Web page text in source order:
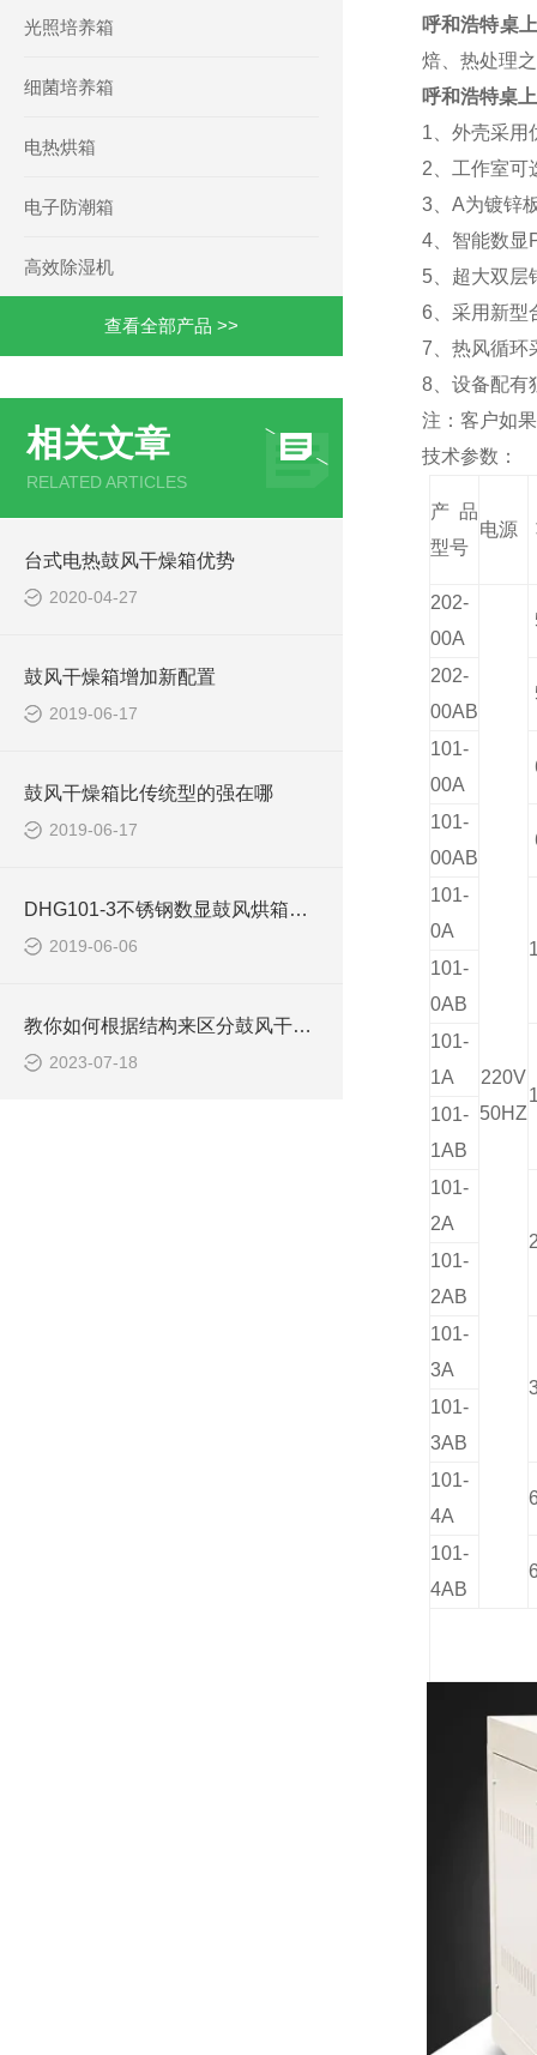
光照培养箱
细菌培养箱
电热烘箱
电子防潮箱
高效除湿机
查看全部产品 >>
相关文章
RELATED ARTICLES
台式电热鼓风干燥箱优势
2020-04-27
鼓风干燥箱增加新配置
2019-06-17
鼓风干燥箱比传统型的强在哪
2019-06-17
DHG101-3不锈钢数显鼓风烘箱使用注意事项
2019-06-06
教你如何根据结构来区分鼓风干燥箱
2023-07-18
呼和浩特桌
焙、热处理
呼和浩特桌
1、外壳采用
2、工作室可
3、A为镀锌
4、 智能数显
5、超大双层
6、采用新型
7、热风循环
8、设备配有
注：客户如
技术参数：
产品
型号
电源
202-
00A
220V
50HZ
202-
00AB
101-
00A
101-
00AB
101-
0A
101-
0AB
101-
1A
101-
1AB
101-
2A
101-
2AB
101-
3A
101-
3AB
101-
4A
101-
4AB